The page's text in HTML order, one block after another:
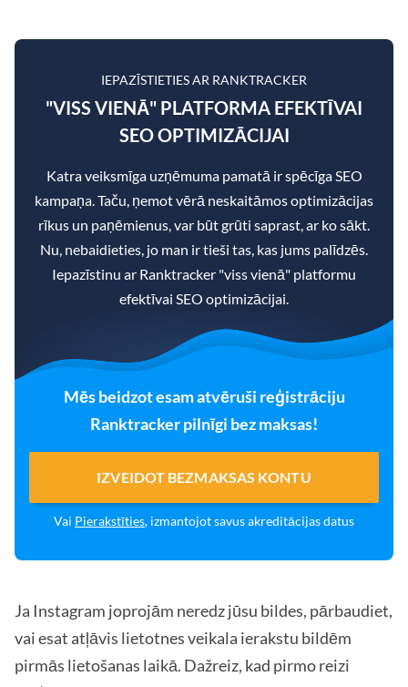
IEPAZĪSTIETIES AR RANKTRACKER
"VISS VIENĀ" PLATFORMA EFEKTĪVAI
SEO OPTIMIZĀCIJAI
Katra veiksmīga uzņēmuma pamatā ir spēcīga SEO
kampaņa. Taču, ņemot vērā neskaitāmos optimizācijas
rīkus un paņēmienus, var būt grūti saprast, ar ko sākt.
Nu, nebaidieties, jo man ir tieši tas, kas jums palīdzēs.
Iepazīstinu ar Ranktracker "viss vienā" platformu
efektīvai SEO optimizācijai.
Mēs beidzot esam atvēruši reģistrāciju
Ranktracker pilnīgi bez maksas!
IZVEIDOT BEZMAKSAS KONTU
Vai Pierakstīties, izmantojot savus akreditācijas datus
Ja Instagram joprojām neredz jūsu bildes, pārbaudiet,
vai esat atļāvis lietotnes veikala ierakstu bildēm
pirmās lietošanas laikā. Dažreiz, kad pirmo reizi